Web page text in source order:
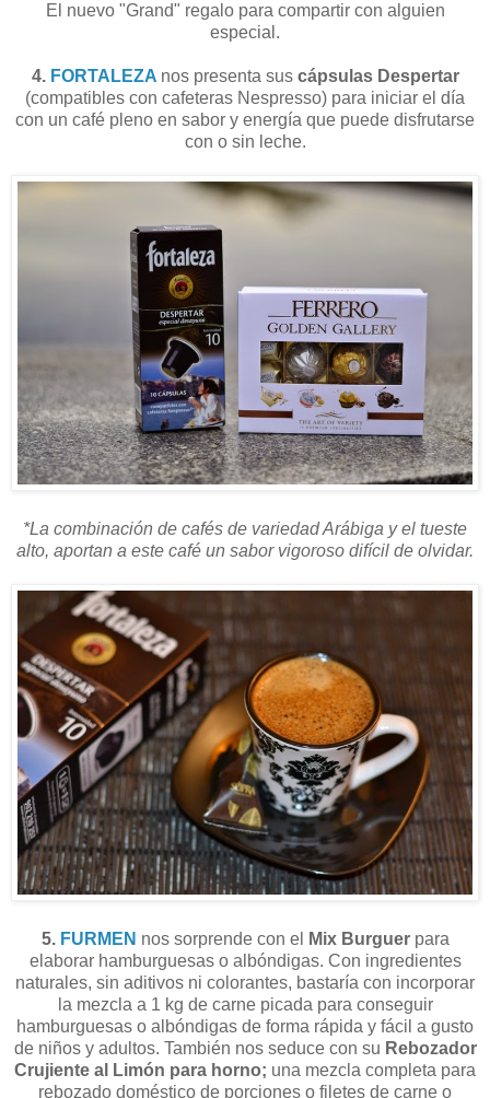
El nuevo "Grand" regalo para compartir con alguien
especial.
4. FORTALEZA nos presenta sus cápsulas Despertar
(compatibles con cafeteras Nespresso) para iniciar el día
con un café pleno en sabor y energía que puede disfrutarse
con o sin leche.
*La combinación de cafés de variedad Arábiga y el tueste
alto, aportan a este café un sabor vigoroso difícil de olvidar.
5. FURMEN nos sorprende con el Mix Burguer para
elaborar hamburguesas o albóndigas. Con ingredientes
naturales, sin aditivos ni colorantes, bastaría con incorporar
la mezcla a 1 kg de carne picada para conseguir
hamburguesas o albóndigas de forma rápida y fácil a gusto
de niños y adultos. También nos seduce con su Rebozador
Crujiente al Limón para horno; una mezcla completa para
rebozado doméstico de porciones o filetes de carne o